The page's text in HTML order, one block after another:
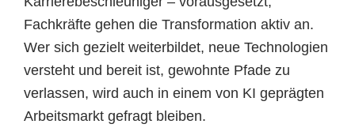
Fachkräfte gehen die Transformation aktiv an.
Wer sich gezielt weiterbildet, neue Technologien
versteht und bereit ist, gewohnte Pfade zu
verlassen, wird auch in einem von KI geprägten
Arbeitsmarkt gefragt bleiben.